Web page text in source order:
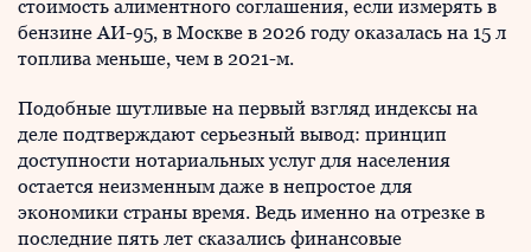
стоимость алиментного соглашения, если измерять в
бензине АИ-95, в Москве в 2026 году оказалась на 15 л
топлива меньше, чем в 2021-м.
Подобные шутливые на первый взгляд индексы на
деле подтверждают серьезный вывод: принцип
доступности нотариальных услуг для населения
остается неизменным даже в непростое для
экономики страны время. Ведь именно на отрезке в
последние пять лет сказались финансовые